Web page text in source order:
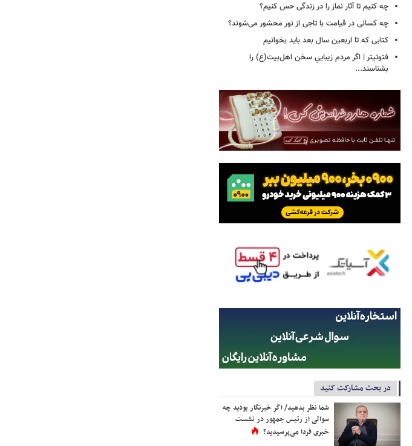
چه کنیم تا آثار نماز را در زندگی حس کنیم؟
چه کسانی در قیامت با تاجی از نور محشور می‌شوند؟
کتابی که تا اربعین سال بعد باید بخوانیم
فتوتیتر | اگر مردم زیباییِ سخن اهل‌بیت(ع) را
بشناسند...
در بحث مشارکت کنید
شما نظر بدهید/ اگر خبرنگار بودید چه
سوالی از رئیس جمهور در نشست
خبری فردا می‌پرسیدید؟